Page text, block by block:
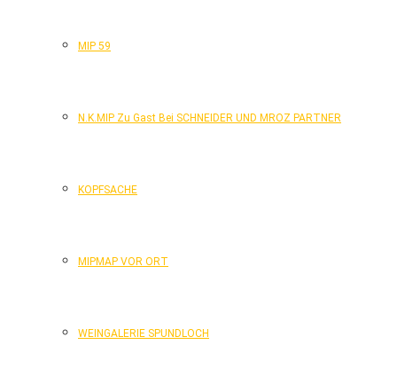
MIP 59
N.K.MIP Zu Gast Bei SCHNEIDER UND MROZ PARTNER
KOPFSACHE
MIPMAP VOR ORT
WEINGALERIE SPUNDLOCH